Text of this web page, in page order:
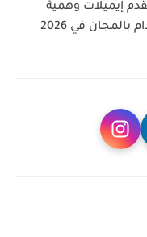
إيميلات وهمية
في 2026